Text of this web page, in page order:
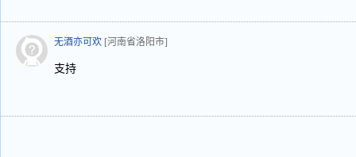
无酒亦可欢 [河南省洛阳市]
支持